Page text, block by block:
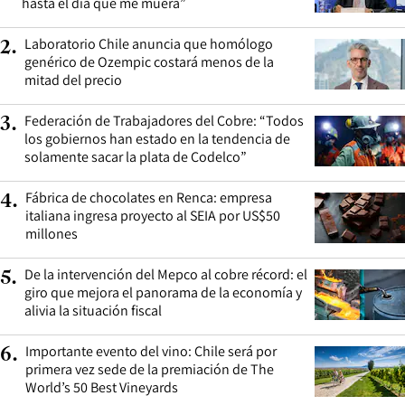
2. Laboratorio Chile anuncia que homólogo
genérico de Ozempic costará menos de la
mitad del precio
3. Federación de Trabajadores del Cobre: “Todos
los gobiernos han estado en la tendencia de
solamente sacar la plata de Codelco”
4. Fábrica de chocolates en Renca: empresa
italiana ingresa proyecto al SEIA por US$50
millones
5. De la intervención del Mepco al cobre récord: el
giro que mejora el panorama de la economía y
alivia la situación fiscal
6. Importante evento del vino: Chile será por
primera vez sede de la premiación de The
World’s 50 Best Vineyards